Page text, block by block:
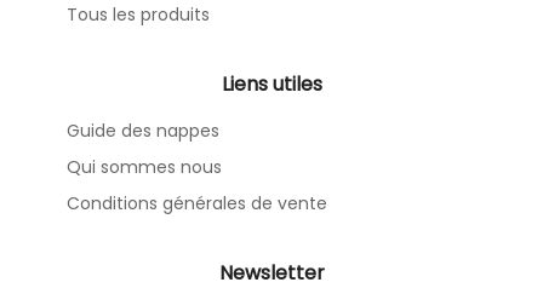
Tous les produits
Liens utiles
Guide des nappes
Qui sommes nous
Conditions générales de vente
Newsletter